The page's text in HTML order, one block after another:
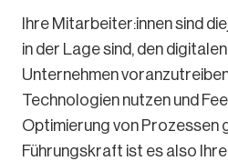
Ihre Mitarbeiter:innen sind
in der Lage sind, den
Unternehmen
Technologien nutzen und
Optimierung von Prozessen
Führungskraft ist es also